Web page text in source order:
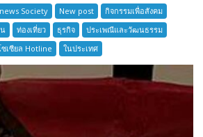
เล่า
ตำนาน
เมือง
โบราณ
สมุทรปราการ
Society New post
กิจกรรมเพื่อสังคม
ท่องเที่ยว ธุรกิจ
ประเพณีและวัฒนธรรม
ซเซียล Hotline ในประเทศ